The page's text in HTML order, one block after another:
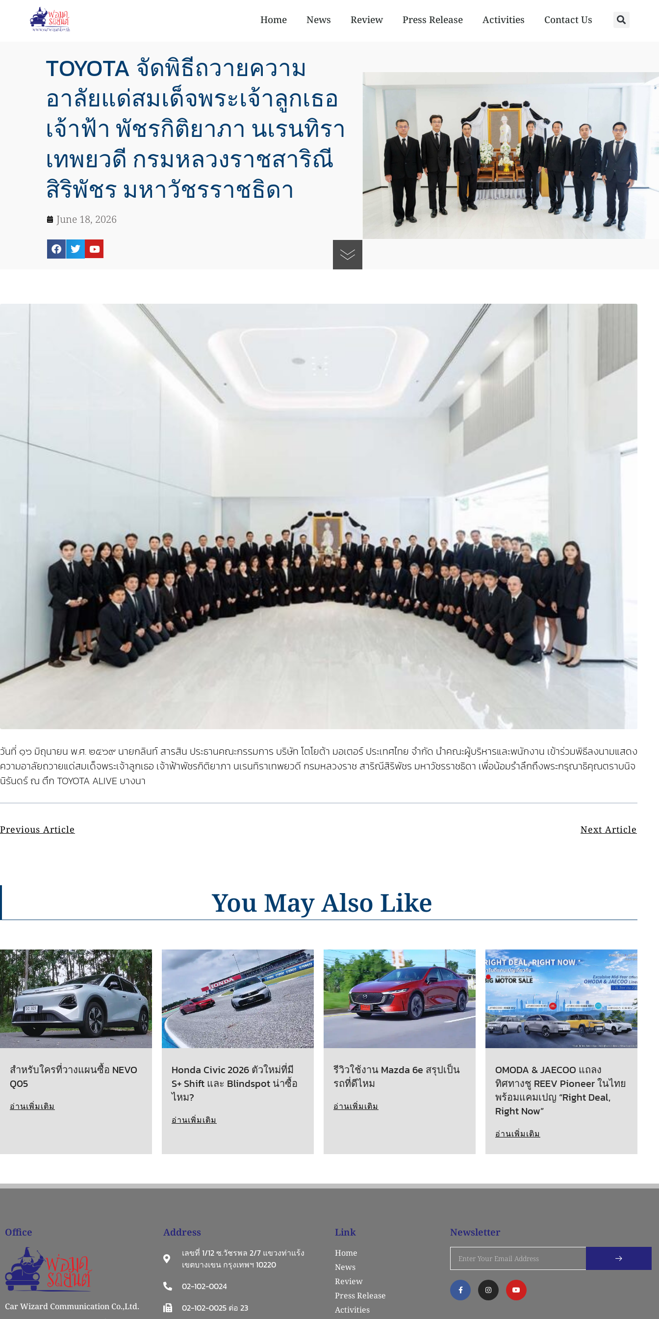
Home News Review Press Release Activities Contact Us
TOYOTA จัดพิธีถวายความ
อาลัยแด่สมเด็จพระเจ้าลูกเธอ
เจ้าฟ้า พัชรกิติยาภา นเรนทิรา
เทพยวดี กรมหลวงราชสาริณี
สิริพัชร มหาวัชรราชธิดา
June 18, 2026
วันที่ ๑๖ มิถุนายน พ.ศ. ๒๕๖๙ นายกลินท์ สารสิน ประธานคณะกรรมการ บริษัท โตโยต้า มอเตอร์ ประเทศไทย จำกัด นำคณะผู้บริหารและพนักงาน เข้าร่วมพิธีลงนามแสดง
ความอาลัยถวายแด่สมเด็จพระเจ้าลูกเธอ เจ้าฟ้าพัชรกิติยาภา นเรนทิราเทพยวดี กรมหลวงราช สาริณีสิริพัชร มหาวัชรราชธิดา เพื่อน้อมรำลึกถึงพระกรุณาธิคุณตราบนิจ
นิรันดร์ ณ ตึก TOYOTA ALIVE บางนา
Previous Article Next Article
You May Also Like
สำหรับใครที่วางแผนซื้อ NEVO
Q05
อ่านเพิ่มเติม
Honda Civic 2026 ตัวใหม่ที่มี
S+ Shift และ Blindspot น่าซื้อ
ไหม?
อ่านเพิ่มเติม
รีวิวใช้งาน Mazda 6e สรุปเป็น
รถที่ดีไหม
อ่านเพิ่มเติม
OMODA & JAECOO แถลง
ทิศทางชู REEV Pioneer ในไทย
พร้อมแคมเปญ “Right Deal,
Right Now”
อ่านเพิ่มเติม
Office
Car Wizard Communication Co.,Ltd.
Address
เลขที่ 1/12 ซ.วัชรพล 2/7 แขวงท่าแร้ง
เขตบางเขน กรุงเทพฯ 10220
02-102-0024
02-102-0025 ต่อ 23
Link
Home
News
Review
Press Release
Activities
Newsletter